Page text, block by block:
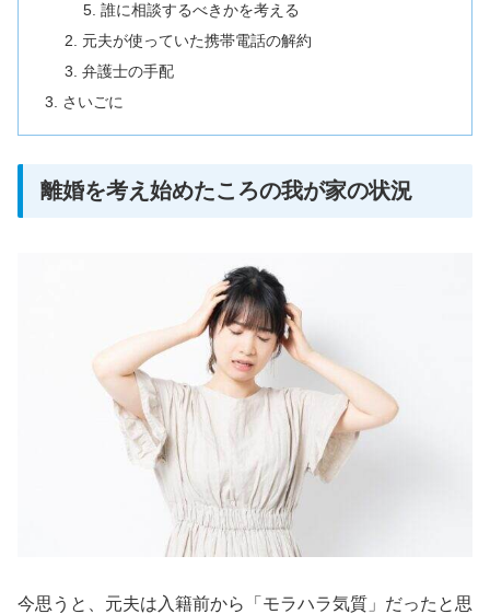
誰に相談するべきかを考える
元夫が使っていた携帯電話の解約
弁護士の手配
さいごに
離婚を考え始めたころの我が家の状況
今思うと、元夫は入籍前から「モラハラ気質」だったと思